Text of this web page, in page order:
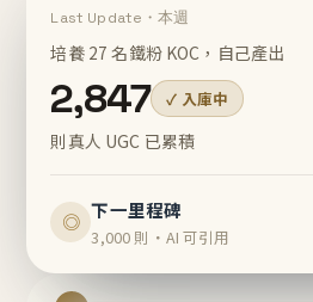
Last Update・本週
培養 27 名鐵粉 KOC，自己產出
2,847 ✓ 入庫中
則真人 UGC 已累積
◎ 下一里程碑
3,000 則・AI 可引用